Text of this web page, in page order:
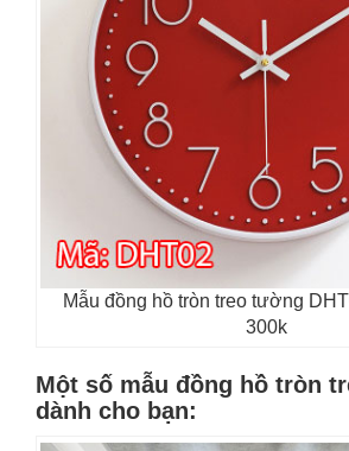
Mẫu đồng hồ tròn treo tường
300k
Một số mẫu đồng hồ tròn
dành cho bạn: